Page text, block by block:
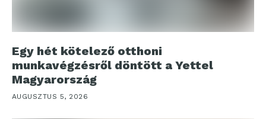
Egy hét kötelező otthoni
munkavégzésről döntött a Yettel
Magyarország
AUGUSZTUS 5, 2026